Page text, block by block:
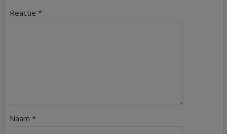
Reactie *
Naam *